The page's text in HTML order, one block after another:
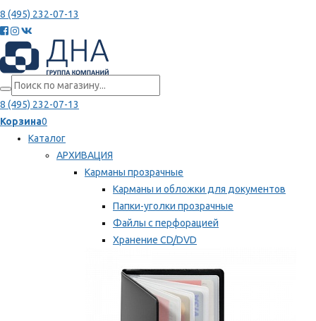
8 (495) 232-07-13
8 (495) 232-07-13
Корзина0
Каталог
АРХИВАЦИЯ
Карманы прозрачные
Карманы и обложки для документов
Папки-уголки прозрачные
Файлы с перфорацией
Хранение CD/DVD
Мы рекомендуем